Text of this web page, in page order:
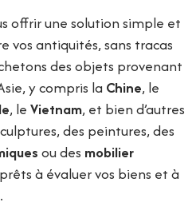
offrir une solution simple et
vos antiquités, sans tracas
des objets provenant
y compris la Chine, le
, leVietnam, et bien d’autres
des peintures, des
ou des mobilier
à évaluer vos biens et à